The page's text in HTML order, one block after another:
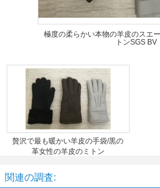
極度の柔らかい本物の羊皮のスエ
トンSGS BV
贅沢で最も暖かい羊皮の手袋/黒の
革女性の羊皮のミトン
関連の調査: